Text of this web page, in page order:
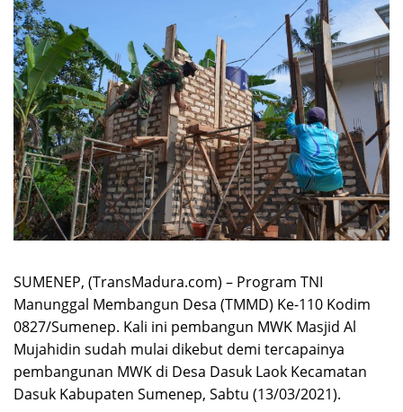
SUMENEP, (TransMadura.com) – Program TNI
Manunggal Membangun Desa (TMMD) Ke-110 Kodim
0827/Sumenep. Kali ini pembangun MWK Masjid Al
Mujahidin sudah mulai dikebut demi tercapainya
pembangunan MWK di Desa Dasuk Laok Kecamatan
Dasuk Kabupaten Sumenep, Sabtu (13/03/2021).